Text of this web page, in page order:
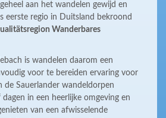
aan het wandelen gewijd en
eerste regio in Duitsland bekroond
Wanderbares
is wandelen daarom een
voor te bereiden ervaring voor
de Sauerlander wandeldorpen
in een heerlijke omgeving en
van een afwisselende